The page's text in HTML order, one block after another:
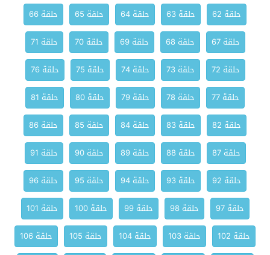
حلقة 62
حلقة 63 حلقة 64 حلقة 65
حلقة 66
حلقة 67
حلقة 68 حلقة 69 حلقة 70
حلقة 71
حلقة 72
حلقة 73 حلقة 74 حلقة 75
حلقة 76
حلقة 77
حلقة 78 حلقة 79 حلقة 80
حلقة 81
حلقة 82
حلقة 83 حلقة 84 حلقة 85
حلقة 86
حلقة 87
حلقة 88 حلقة 89 حلقة 90
حلقة 91
حلقة 92
حلقة 93 حلقة 94 حلقة 95
حلقة 96
حلقة 97
حلقة 98 حلقة 99 حلقة 100
حلقة 101
حلقة 102
حلقة 103 حلقة 104 حلقة 105
حلقة 106